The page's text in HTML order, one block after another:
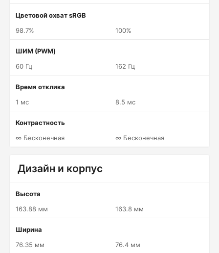
Цветовой охват sRGB
98.7%
100%
ШИМ (PWM)
60 Гц
162 Гц
Время отклика
1 мс
8.5 мс
Контрастность
∞ Бесконечная
∞ Бесконечная
Дизайн и корпус
Высота
163.88 мм
163.8 мм
Ширина
76.35 мм
76.4 мм